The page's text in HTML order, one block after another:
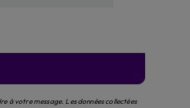
à votre message. Les données collectées